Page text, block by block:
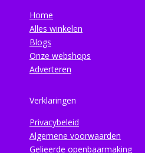
Home
Alles winkelen
Blogs
Onze webshops
Adverteren
Verklaringen
Privacybeleid
Algemene voorwaarden
Gelieerde openbaarmaking